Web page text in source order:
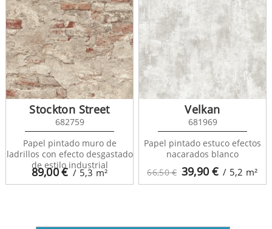
89,00€ / 5,3 m²
Stockton Street
682759
Papel pintado muro de
ladrillos con efecto desgastado
de estilo industrial
66,50 € 39,90€ / 5,2 m²
Velkan
681969
Papel pintado estuco efectos
nacarados blanco